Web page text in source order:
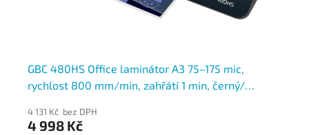
GBC 480HS Office laminátor A3 75–175 mic,
rychlost 800 mm/min, zahřátí 1 min, černý/
4 131 Kč bez DPH
4 998 Kč